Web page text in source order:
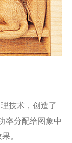
技术，创造了
率分配给图象中
。